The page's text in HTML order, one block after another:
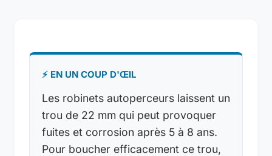
⚡ EN UN COUP D'ŒIL
Les robinets autoperceurs laissent un
trou de 22 mm qui peut provoquer
fuites et corrosion après 5 à 8 ans.
Pour boucher efficacement ce trou,